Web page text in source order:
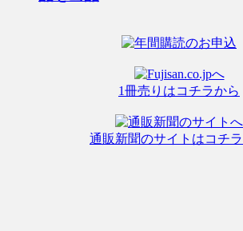
1冊売りはコチラから
通販新聞のサイトはコチ